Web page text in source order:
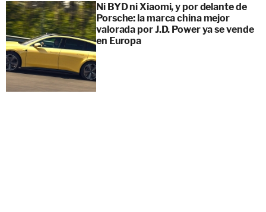
Ni BYD ni Xiaomi, y por delante de
Porsche: la marca china mejor
valorada por J.D. Power ya se vende
en Europa